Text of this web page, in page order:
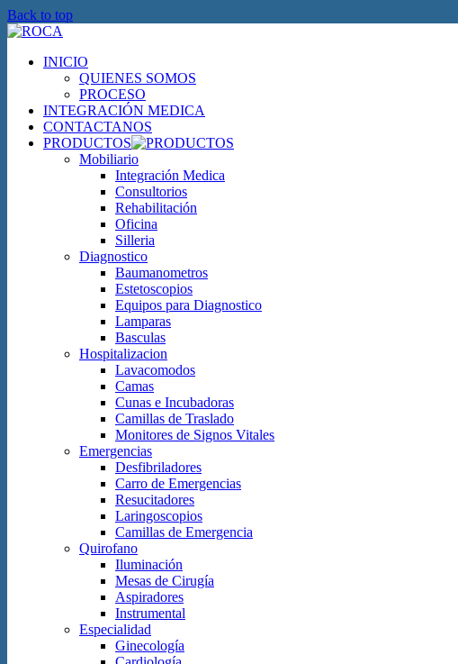
Back to top
INICIO
QUIENES SOMOS
PROCESO
INTEGRACIÓN MEDICA
CONTACTANOS
PRODUCTOS
Mobiliario
Integración Medica
Consultorios
Rehabilitación
Oficina
Silleria
Diagnostico
Baumanometros
Estetoscopios
Equipos para Diagnostico
Lamparas
Basculas
Hospitalizacion
Lavacomodos
Camas
Cunas e Incubadoras
Camillas de Traslado
Monitores de Signos Vitales
Emergencias
Desfibriladores
Carro de Emergencias
Resucitadores
Laringoscopios
Camillas de Emergencia
Quirofano
Iluminación
Mesas de Cirugía
Aspiradores
Instrumental
Especialidad
Ginecología